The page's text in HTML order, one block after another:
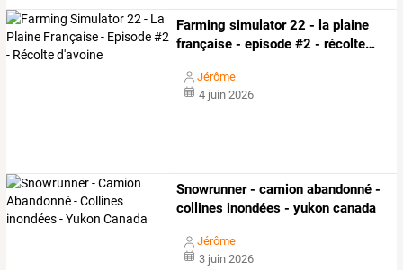
Farming simulator22 - la plaine
française - episode #2 - récolte…
Jérôme
4 juin 2026
Snowrunner - camion abandonné -
collines inondées - yukon canada
Jérôme
3 juin 2026